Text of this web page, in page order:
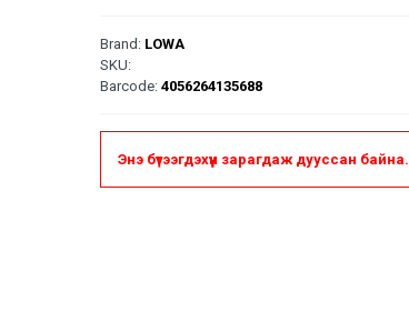
Brand: LOWA
SKU:
Barcode: 4056264135688
Энэ бүтээгдэхүүн зарагдаж дууссан байна.